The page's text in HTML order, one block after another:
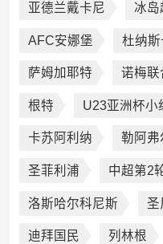
亚德兰戴卡尼 冰岛
AFC安娜堡 杜纳斯
萨姆加耶特 诺梅联
根特 U23亚洲杯小
卡苏阿利纳 勒阿弗
圣菲利浦 中超第2
洛斯哈尔科尼斯 圣
迪拜国民 列林根